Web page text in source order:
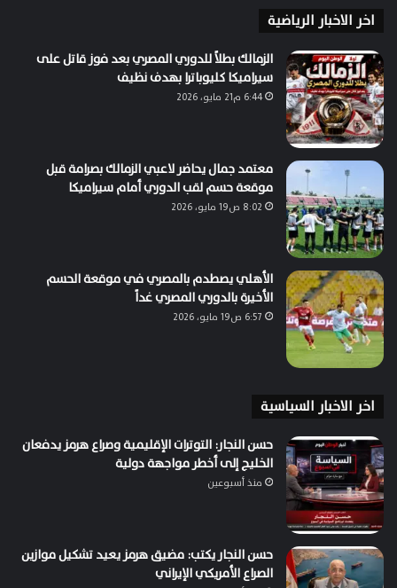
اخر الاخبار الرياضية
الزمالك بطلاً للدوري المصري بعد فوز قاتل على
سيراميكا كليوباترا بهدف نظيف
6:44 م21 مايو، 2026
معتمد جمال يحاضر لاعبي الزمالك بصرامة قبل
موقعة حسم لقب الدوري أمام سيراميكا
8:02 ص19 مايو، 2026
الأهلي يصطدم بالمصري في موقعة الحسم
الأخيرة بالدوري المصري غداً
6:57 ص19 مايو، 2026
اخر الاخبار السياسية
حسن النجار: التوترات الإقليمية وصراع هرمز يدفعان
الخليج إلى أخطر مواجهة دولية
منذ أسبوعين
حسن النجار يكتب: مضيق هرمز يعيد تشكيل موازين
الصراع الأمريكي الإيراني